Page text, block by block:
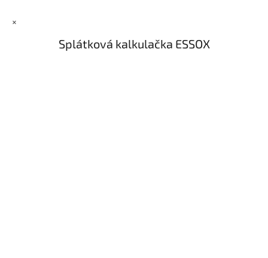
×
Splátková kalkulačka ESSOX